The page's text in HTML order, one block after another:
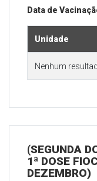
Data de
Unidade
Nenhum
(SEGUNDA
1ª DOSE
DEZEMBRO)